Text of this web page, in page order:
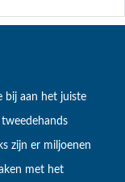
bij aan het juiste
zijn er miljoenen
met het